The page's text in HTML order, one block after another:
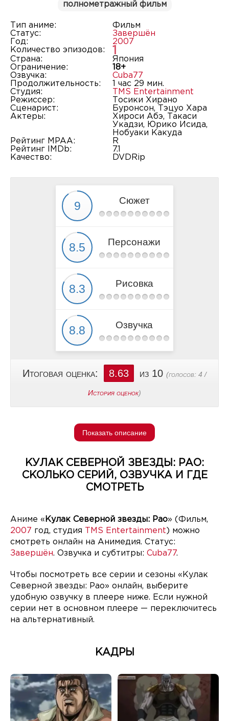
полнометражный фильм
Тип аниме:
Фильм
Статус:
Завершён
Год:
2007
Количество эпизодов:
1
Страна:
Япония
Ограничение:
18+
Озвучка:
Cuba77
Продолжительность:
1 час 29 мин.
Студия:
TMS Entertainment
Режиссер:
Тосики Хирано
Сценарист:
Буронсон, Тэцуо Хара
Актеры:
Хироси Абэ, Такаси
Укадзи, Юрико Исида,
Нобуаки Какуда
Рейтинг MPAA:
R
Рейтинг IMDb:
7.1
Качество:
DVDRip
Сюжет
Персонажи
Рисовка
Озвучка
Итоговая оценка: 8.63 из 10 (голосов: 4 /
История оценок)
Показать описание
КУЛАК СЕВЕРНОЙ ЗВЕЗДЫ: РАО:
СКОЛЬКО СЕРИЙ, ОЗВУЧКА И ГДЕ
СМОТРЕТЬ
Аниме « Кулак Северной звезды: Рао» (Фильм,
2007 год, студия TMS Entertainment ) можно
смотреть онлайн на Анимедия. Статус:
Завершён. Озвучка и субтитры: Cuba77.
Чтобы посмотреть все серии и сезоны «Кулак
Северной звезды: Рао» онлайн, выберите
удобную озвучку в плеере ниже. Если нужной
серии нет в основном плеере — переключитесь
на альтернативный.
КАДРЫ